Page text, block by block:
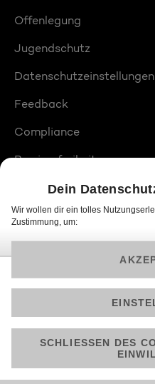
Offenlegung
Jugendschutz
Datenschutzeinstellungen
Feedback
Compliance
Barrierefreiheit
Produktplatzierungen